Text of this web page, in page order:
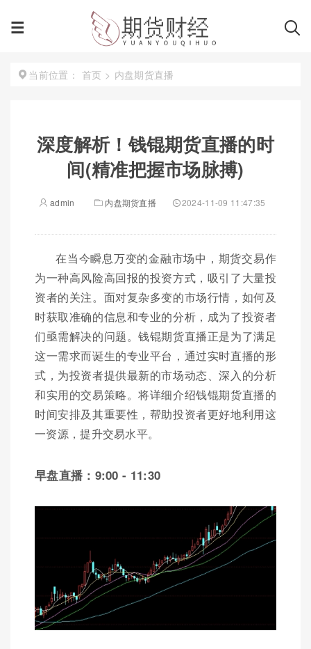
当前位置： 首页 > 内盘期货直播
深度解析！钱锟期货直播的时
间(精准把握市场脉搏)
admin 内盘期货直播 2024-11-09 11:47:35
在当今瞬息万变的金融市场中，期货交易作
为一种高风险高回报的投资方式，吸引了大量投
资者的关注。面对复杂多变的市场行情，如何及
时获取准确的信息和专业的分析，成为了投资者
们亟需解决的问题。钱锟期货直播正是为了满足
这一需求而诞生的专业平台，通过实时直播的形
式，为投资者提供最新的市场动态、深入的分析
和实用的交易策略。将详细介绍钱锟期货直播的
时间安排及其重要性，帮助投资者更好地利用这
一资源，提升交易水平。
早盘直播：9:00 - 11:30